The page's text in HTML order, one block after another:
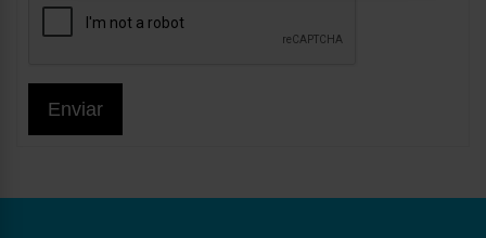
Enviar